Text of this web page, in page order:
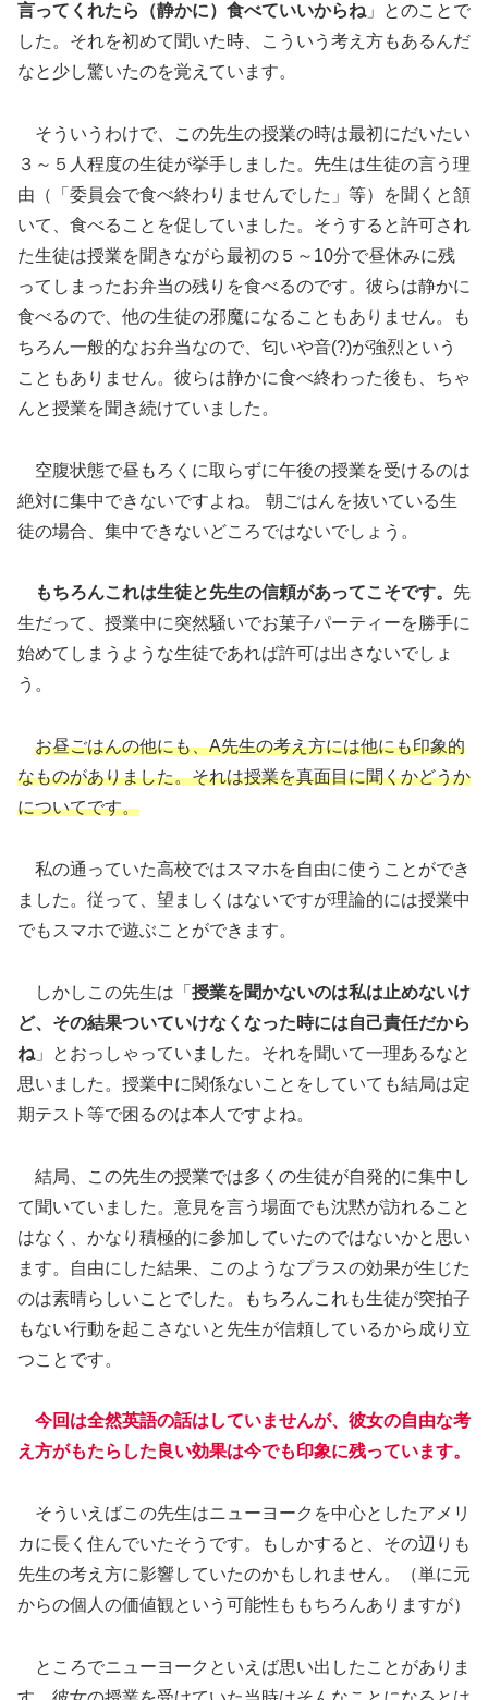
言ってくれたら（静かに）食べていいからね 」とのことで
した。それを初めて聞いた時、こういう考え方もあるんだ
なと少し驚いたのを覚えています。
そういうわけで、この先生の授業の時は最初にだいたい
３～５人程度の生徒が挙手しました。先生は生徒の言う理
由（「委員会で食べ終わりませんでした」等）を聞くと頷
いて、食べることを促していました。そうすると許可され
た生徒は授業を聞きながら最初の５～10分で昼休みに残
ってしまったお弁当の残りを食べるのです。彼らは静かに
食べるので、他の生徒の邪魔になることもありません。も
ちろん一般的なお弁当なので、匂いや音(?)が強烈という
こともありません。彼らは静かに食べ終わった後も、ちゃ
んと授業を聞き続けていました。
空腹状態で昼もろくに取らずに午後の授業を受けるのは
絶対に集中できないですよね。 朝ごはんを抜いている生
徒の場合、集中できないどころではないでしょう。
もちろんこれは生徒と先生の信頼があってこそです。 先
生だって、授業中に突然騒いでお菓子パーティーを勝手に
始めてしまうような生徒であれば許可は出さないでしょ
う。
お昼ごはんの他にも、A先生の考え方には他にも印象的
なものがありました。それは授業を真面目に聞くかどうか
についてです。
私の通っていた高校ではスマホを自由に使うことができ
ました。従って、望ましくはないですが理論的には授業中
でもスマホで遊ぶことができます。
しかしこの先生は「 授業を聞かないのは私は止めないけ
ど、その結果ついていけなくなった時には自己責任だから
ね 」とおっしゃっていました。それを聞いて一理あるなと
思いました。授業中に関係ないことをしていても結局は定
期テスト等で困るのは本人ですよね。
結局、この先生の授業では多くの生徒が自発的に集中し
て聞いていました。意見を言う場面でも沈黙が訪れること
はなく、かなり積極的に参加していたのではないかと思い
ます。自由にした結果、このようなプラスの効果が生じた
のは素晴らしいことでした。もちろんこれも生徒が突拍子
もない行動を起こさないと先生が信頼しているから成り立
つことです。
今回は全然英語の話はしていませんが、彼女の自由な考
え方がもたらした良い効果は今でも印象に残っています。
そういえばこの先生はニューヨークを中心としたアメリ
カに長く住んでいたそうです。もしかすると、その辺りも
先生の考え方に影響していたのかもしれません。（単に元
からの個人の価値観という可能性ももちろんありますが）
ところでニューヨークといえば思い出したことがありま